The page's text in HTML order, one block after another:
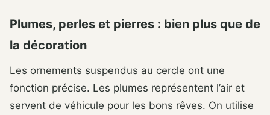
Plumes, perles et pierres : bien plus que de
la décoration
Les ornements suspendus au cercle ont une
fonction précise. Les plumes représentent l’air et
servent de véhicule pour les bons rêves. On utilise